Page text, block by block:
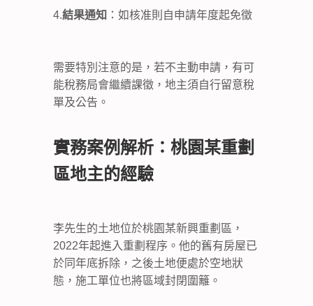
4.結果通知 ：如核准則自申請年度起免徵
需要特別注意的是，若不主動申請，有可
能稅務局會繼續課徵，地主須自行留意稅
單及公告。
實務案例解析：桃園某重劃
區地主的經驗
李先生的土地位於桃園某新興重劃區，
2022年起進入重劃程序。他的舊有房屋已
於同年底拆除，之後土地便處於空地狀
態，施工單位也將區域封閉圍籬。